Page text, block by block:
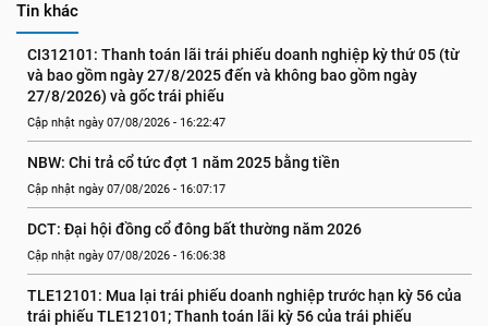
Tin khác
CI312101: Thanh toán lãi trái phiếu doanh nghiệp kỳ thứ 05 (từ
và bao gồm ngày 27/8/2025 đến và không bao gồm ngày
27/8/2026) và gốc trái phiếu
Cập nhật ngày 07/08/2026 - 16:22:47
NBW: Chi trả cổ tức đợt 1 năm 2025 bằng tiền
Cập nhật ngày 07/08/2026 - 16:07:17
DCT: Đại hội đồng cổ đông bất thường năm 2026
Cập nhật ngày 07/08/2026 - 16:06:38
TLE12101: Mua lại trái phiếu doanh nghiệp trước hạn kỳ 56 của
trái phiếu TLE12101; Thanh toán lãi kỳ 56 của trái phiếu